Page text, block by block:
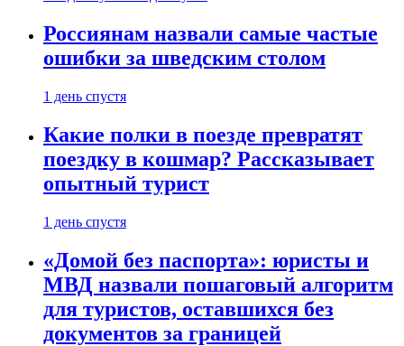
Россиянам назвали самые частые
ошибки за шведским столом
1 день спустя
Какие полки в поезде превратят
поездку в кошмар? Рассказывает
опытный турист
1 день спустя
«Домой без паспорта»: юристы и
МВД назвали пошаговый алгоритм
для туристов, оставшихся без
документов за границей